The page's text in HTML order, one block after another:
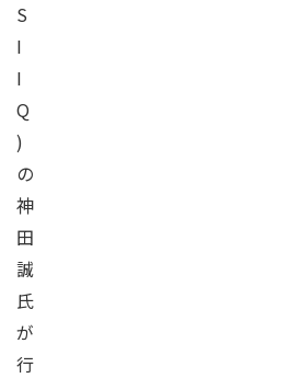
S
I
I
Q
)
の
神
田
誠
氏
が
行